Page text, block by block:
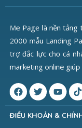
Me Page là nền tảng
2000 mẫu Landing
trợ đắc lực cho cá
marketing online
ĐIỀU KHOẢN &